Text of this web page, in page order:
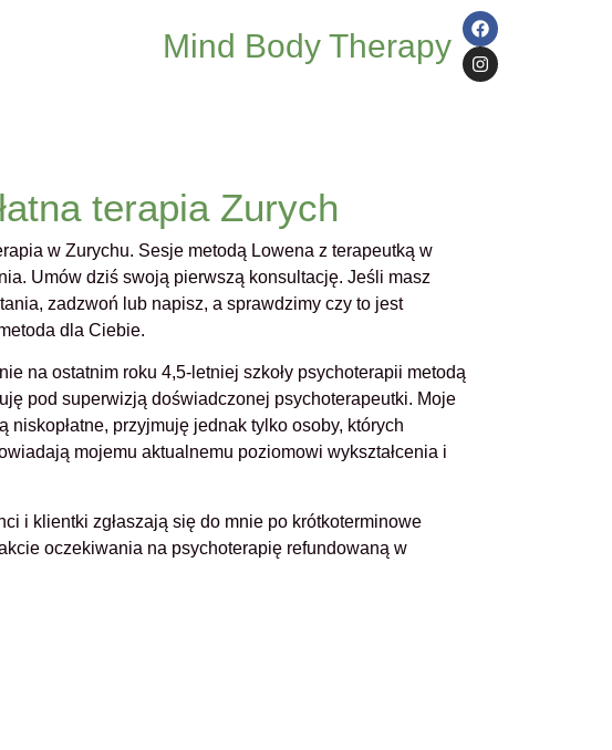
Mind Body Therapy
terapia Zurych
w Zurychu. Sesje metodą Lowena z terapeutką w
Umów dziś swoją pierwszą konsultację. Jeśli masz
zadzwoń lub napisz, a sprawdzimy czy to jest
dla Ciebie.
na ostatnim roku 4,5-letniej szkoły psychoterapii metodą
pod superwizją doświadczonej psychoterapeutki. Moje
niskopłatne, przyjmuję jednak tylko osoby, których
mojemu aktualnemu poziomowi wykształcenia i
i klientki zgłaszają się do mnie po krótkoterminowe
oczekiwania na psychoterapię refundowaną w